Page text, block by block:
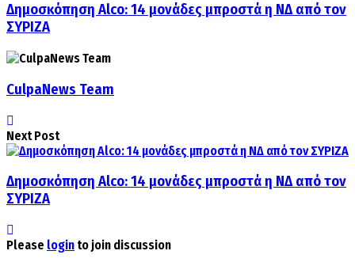
Δημοσκόπηση Alco: 14 μονάδες μπροστά η ΝΔ από τον
ΣΥΡΙΖΑ
CulpaNews Team
Next Post
Δημοσκόπηση Alco: 14 μονάδες μπροστά η ΝΔ από τον
ΣΥΡΙΖΑ
Please login to join discussion